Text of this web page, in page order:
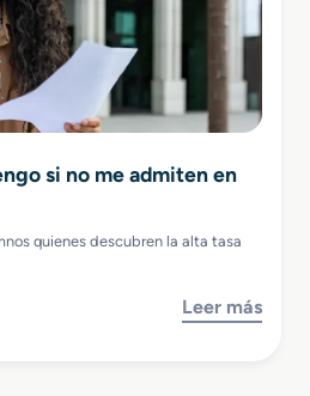
si no me admiten en
quienes descubren la alta tasa
Leer más